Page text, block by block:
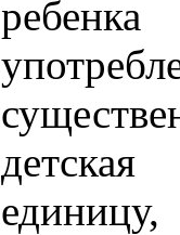
детская